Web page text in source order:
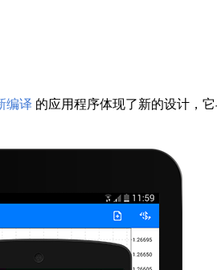
编译 的应用程序体现了新的设计，